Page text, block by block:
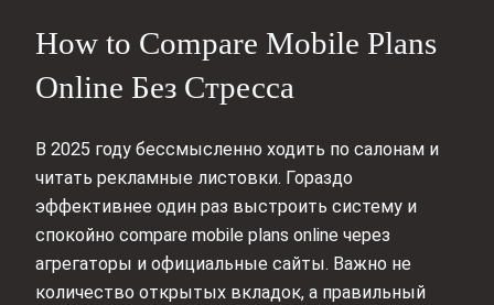
How to Compare Mobile Plans
Online Без Стресса
В 2025 году бессмысленно ходить по салонам и
читать рекламные листовки. Гораздо
эффективнее один раз выстроить систему и
спокойно compare mobile plans online через
агрегаторы и официальные сайты. Важно не
количество открытых вкладок, а правильный